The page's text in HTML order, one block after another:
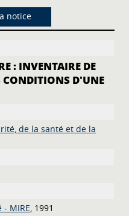
notice
: INVENTAIRE DE
CONDITIONS D'UNE
de la santé et de la
MIRE, 1991